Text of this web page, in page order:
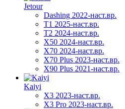
Jetour
Dashing 2022-наст.вр.
T1 2025-наст.вр.
T2 2024-наст.вр.
X50 2024-наст.вр.
X70 2024-наст.вр.
X70 Plus 2023-наст.вр.
X90 Plus 2021-наст.вр.
Kaiyi
X3 2023-наст.вр.
X3 Pro 2023-наст.вр.